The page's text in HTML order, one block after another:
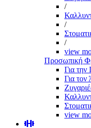
/
/
/
view
Προσωπική
Για την
Για τον
view